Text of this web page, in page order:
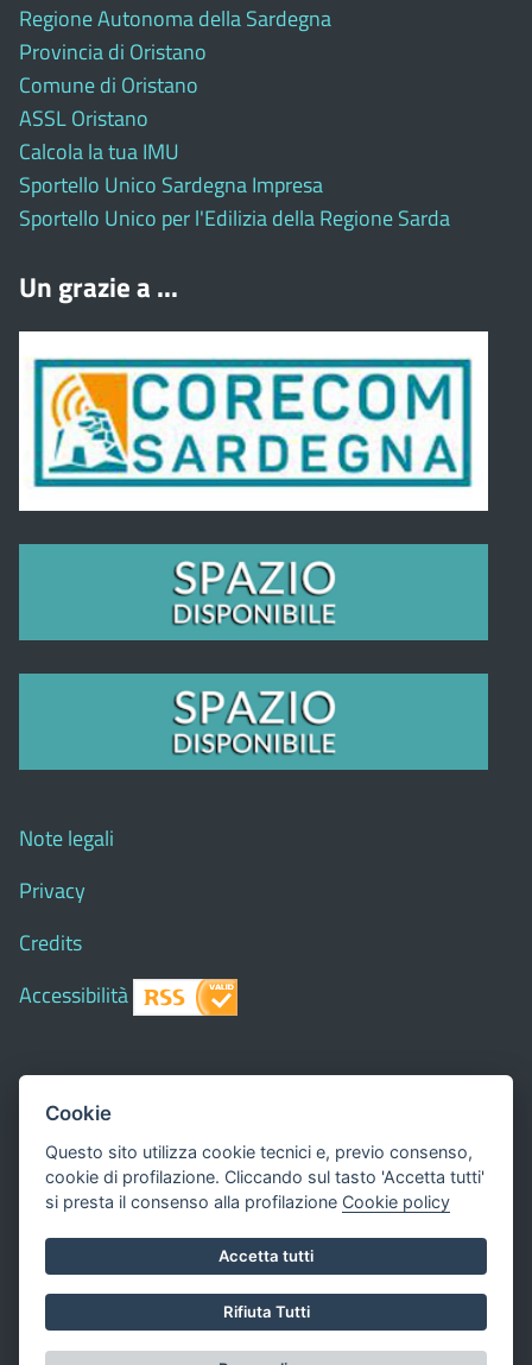
Regione Autonoma della Sardegna
Provincia di Oristano
Comune di Oristano
ASSL Oristano
Calcola la tua IMU
Sportello Unico Sardegna Impresa
Sportello Unico per l'Edilizia della Regione Sarda
Un grazie a ...
Note legali
Privacy
Credits
Accessibilità
© 2018 Comune di
del Comune - CMS:Città In Comune
Questo sito utilizza, nella versione per UTENTI CON
DISLESSIA,Biancoenero ®, una font italiana ad Alta
Leggibilità.
Valuta questo sito
Dichiarazione di accessibilità
Cookie
Questo sito utilizza cookie tecnici e, previo consenso,
cookie di profilazione. Cliccando sul tasto 'Accetta tutti'
si presta il consenso alla profilazione Cookie policy
Accetta tutti
Rifiuta Tutti